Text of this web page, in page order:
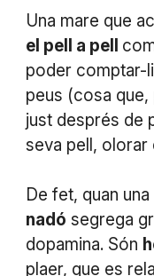
Una mare que
el pell a pell
poder comptar-
peus (cosa
just després de
seva pell, olorar
De fet, quan
nadó segrega
dopamina. Són
plaer, que es